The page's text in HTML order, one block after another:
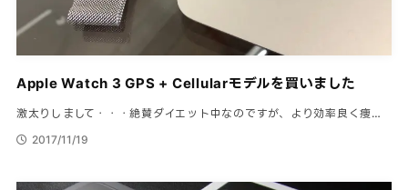
Apple Watch 3 GPS + Cellularモデルを買いました
激太りしまして・・・絶賛ダイエット中なのですが、より効率良く痩…
2017/11/19